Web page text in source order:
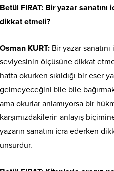
Betül FIRAT: Bir yazar
dikkat etmeli?
Osman KURT: Bir yazar
seviyesinin ölçüsüne dikkat
hatta okurken sıkıldığı bir eser
gelmeyeceğini bile bile
ama okurlar anlamıyorsa bir
karşımızdakilerin anlayış
yazarın sanatını icra ederken
unsurdur.